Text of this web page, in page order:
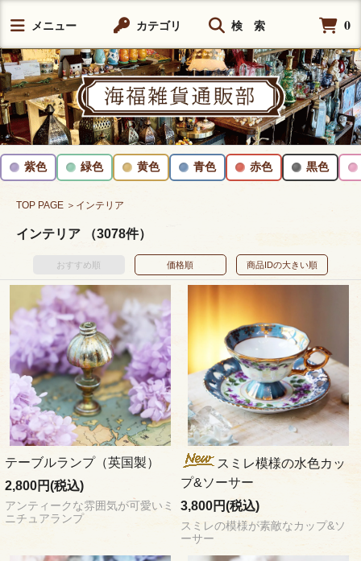
メニュー カテゴリ 検 索 0
紫色 緑色 黄色 青色 赤色 黒色
TOP PAGE ＞インテリア
インテリア （3078件）
おすすめ順 価格順 商品IDの大きい順
テーブルランプ（英国製）
2,800円(税込)
アンティークな雰囲気が可愛いミ
ニチュアランプ
スミレ模様の水色カッ
プ&ソーサー
3,800円(税込)
スミレの模様が素敵なカップ&ソ
ーサー